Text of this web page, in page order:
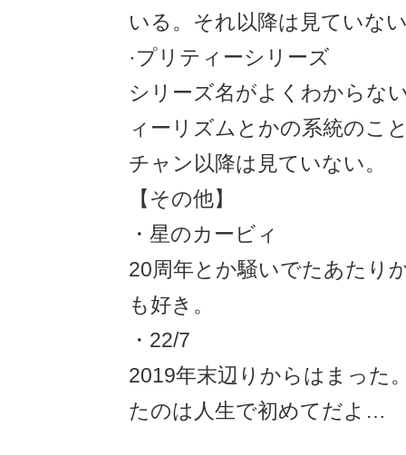
いる。それ以降は見ていな
·プリティーシリーズ
シリーズ名がよくわからな
ィーリズムとかの系統のこ
チャン以降は見ていない。
【その他】
・星のカービィ
20周年とか騒いでたあたり
も好き。
・22/7
2019年末辺りからはまった
たのは人生で初めてだよ…